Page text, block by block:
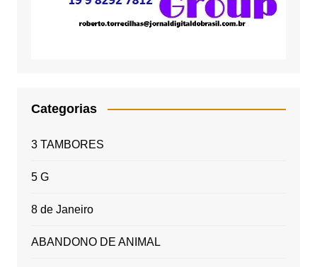
Categorias
3 TAMBORES
5 G
8 de Janeiro
ABANDONO DE ANIMAL